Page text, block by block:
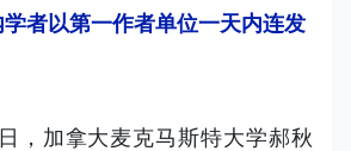
者以第一作者单位一天内连发
，加拿大麦克马斯特大学郝秋